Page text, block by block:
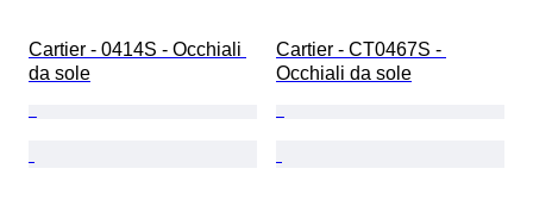
Cartier - 0414S - Occhiali
da sole
Cartier - CT0467S -
Occhiali da sole